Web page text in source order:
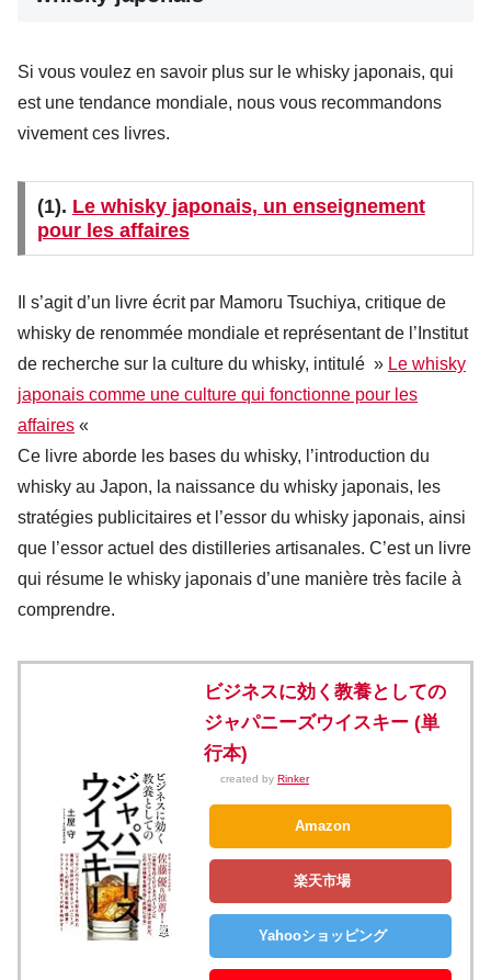
Si vous voulez en savoir plus sur le whisky japonais, qui
est une tendance mondiale, nous vous recommandons
vivement ces livres.
(1). Le whisky japonais, un enseignement
pour les affaires
Il s’agit d’un livre écrit par Mamoru Tsuchiya, critique de
whisky de renommée mondiale et représentant de l’Institut
de recherche sur la culture du whisky, intitulé » Le whisky
japonais comme une culture qui fonctionne pour les
affaires «
Ce livre aborde les bases du whisky, l’introduction du
whisky au Japon, la naissance du whisky japonais, les
stratégies publicitaires et l’essor du whisky japonais, ainsi
que l’essor actuel des distilleries artisanales. C’est un livre
qui résume le whisky japonais d’une manière très facile à
comprendre.
ビジネスに効く教養としての
ジャパニーズウイスキー (単
行本)
created by Rinker
Amazon
楽天市場
Yahooショッピング